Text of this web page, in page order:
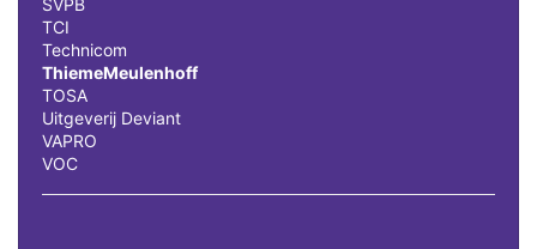
SVPB
TCI
Technicom
ThiemeMeulenhoff
TOSA
Uitgeverij Deviant
VAPRO
VOC